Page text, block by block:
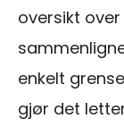
oversikt
enkelt
gjør det